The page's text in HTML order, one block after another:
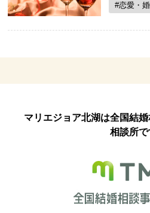
#恋愛・
マリエジョア北湖は全国結
相談所で